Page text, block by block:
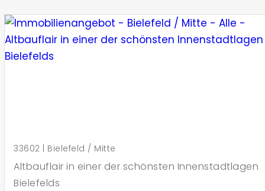
33602 | Bielefeld / Mitte
Altbauflair in einer der schönsten Innenstadtlagen
Bielefelds